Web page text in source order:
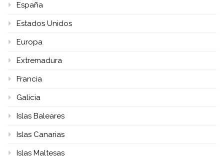
España
Estados Unidos
Europa
Extremadura
Francia
Galicia
Islas Baleares
Islas Canarias
Islas Maltesas